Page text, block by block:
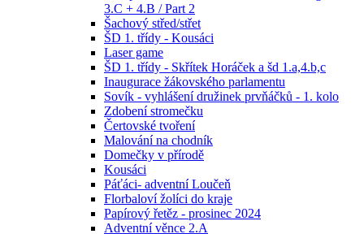
3.C + 4.B / Part 2
Šachový střed/střet
ŠD 1. třídy - Kousáci
Laser game
ŠD 1. třídy - Skřítek Horáček a šd 1.a,4.b,c
Inaugurace žákovského parlamentu
Sovík - vyhlášení družinek prvňáčků - 1. kolo
Zdobení stromečku
Čertovské tvoření
Malování na chodník
Domečky v přírodě
Kousáci
Páťáci- adventní Loučeň
Florbaloví žolíci do kraje
Papírový řetěz - prosinec 2024
Adventní věnce 2.A